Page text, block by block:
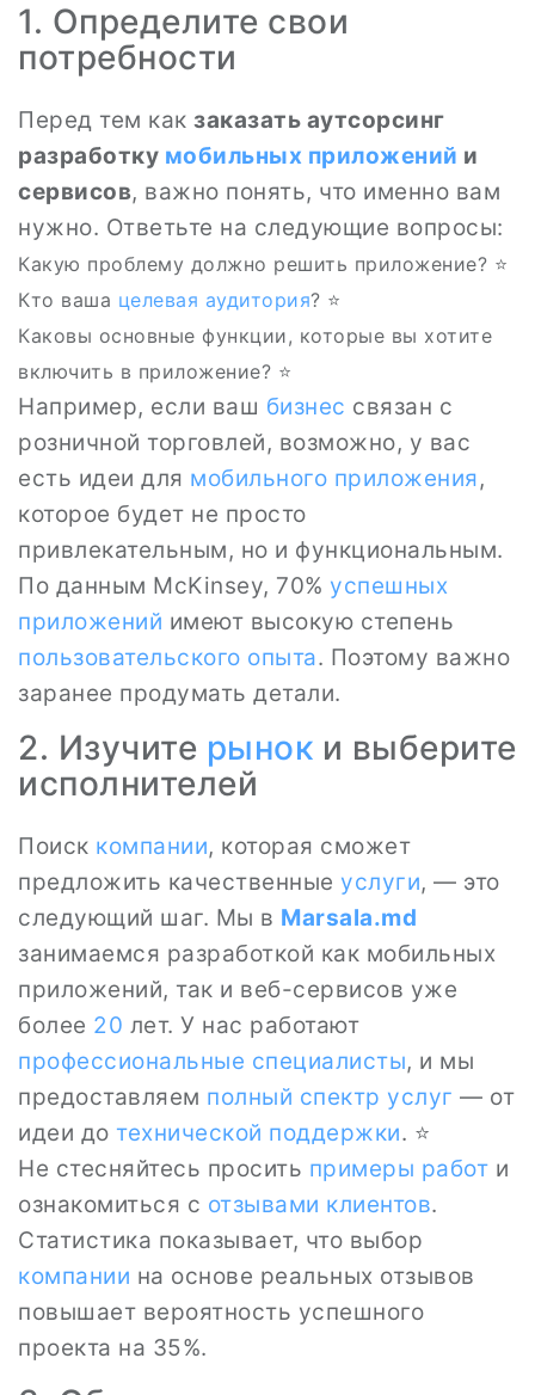
1. Определите свои
потребности
Перед тем как заказать аутсорсинг
разработку мобильных приложений и
сервисов, важно понять, что именно вам
нужно. Ответьте на следующие вопросы:
Какую проблему должно решить приложение? ⭐️
Кто ваша целевая аудитория? ⭐
Каковы основные функции, которые вы хотите
включить в приложение? ⭐
Например, если ваш бизнес связан с
розничной торговлей, возможно, у вас
есть идеи для мобильного приложения,
которое будет не просто
привлекательным, но и функциональным.
По данным McKinsey, 70% успешных
приложений имеют высокую степень
пользовательского опыта. Поэтому важно
заранее продумать детали.
2. Изучите рынок и выберите
исполнителей
Поиск компании, которая сможет
предложить качественные услуги, — это
следующий шаг. Мы в Marsala.md
занимаемся разработкой как мобильных
приложений, так и веб-сервисов уже
более 20 лет. У нас работают
профессиональные специалисты, и мы
предоставляем полный спектр услуг — от
идеи до технической поддержки. ⭐
Не стесняйтесь просить примеры работ и
ознакомиться с отзывами клиентов.
Статистика показывает, что выбор
компании на основе реальных отзывов
повышает вероятность успешного
проекта на 35%.